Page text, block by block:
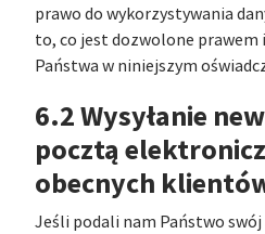
prawo do wykorzystywania
to, co jest dozwolone
Państwa w niniejszym
6.2 Wysyłanie
pocztą
obecnych
Jeśli podali nam Państwo